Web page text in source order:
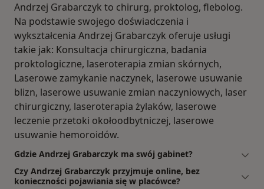
Andrzej Grabarczyk to chirurg, proktolog, flebolog.
Na podstawie swojego doświadczenia i
wykształcenia Andrzej Grabarczyk oferuje usługi
takie jak: Konsultacja chirurgiczna, badania
proktologiczne, laseroterapia zmian skórnych,
Laserowe zamykanie naczynek, laserowe usuwanie
blizn, laserowe usuwanie zmian naczyniowych, laser
chirurgiczny, laseroterapia żylaków, laserowe
leczenie przetoki okołoodbytniczej, laserowe
usuwanie hemoroidów.
Gdzie Andrzej Grabarczyk ma swój gabinet?
Czy Andrzej Grabarczyk przyjmuje online, bez
konieczności pojawiania się w placówce?